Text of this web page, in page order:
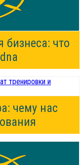
бизнеса: что
чему нас